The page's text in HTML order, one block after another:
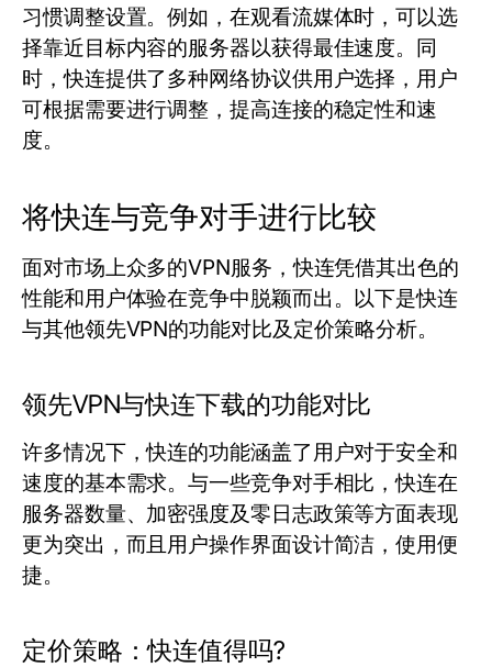
习惯调整设置。例如，在观看流媒体时，可以选
择靠近目标内容的服务器以获得最佳速度。同
时，快连提供了多种网络协议供用户选择，用户
可根据需要进行调整，提高连接的稳定性和速
度。
将快连与竞争对手进行比较
面对市场上众多的VPN服务，快连凭借其出色的
性能和用户体验在竞争中脱颖而出。以下是快连
与其他领先VPN的功能对比及定价策略分析。
领先VPN与快连下载的功能对比
许多情况下，快连的功能涵盖了用户对于安全和
速度的基本需求。与一些竞争对手相比，快连在
服务器数量、加密强度及零日志政策等方面表现
更为突出，而且用户操作界面设计简洁，使用便
捷。
定价策略：快连值得吗?